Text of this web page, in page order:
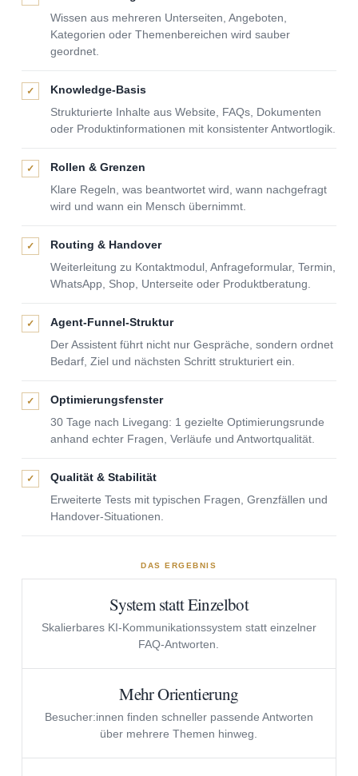
Wissen aus mehreren Unterseiten, Angeboten,
Kategorien oder Themenbereichen wird sauber
geordnet.
✓
Knowledge-Basis
Strukturierte Inhalte aus Website, FAQs, Dokumenten
oder Produktinformationen mit konsistenter Antwortlogik.
✓
Rollen & Grenzen
Klare Regeln, was beantwortet wird, wann nachgefragt
wird und wann ein Mensch übernimmt.
✓
Routing & Handover
Weiterleitung zu Kontaktmodul, Anfrageformular, Termin,
WhatsApp, Shop, Unterseite oder Produktberatung.
✓
Agent-Funnel-Struktur
Der Assistent führt nicht nur Gespräche, sondern ordnet
Bedarf, Ziel und nächsten Schritt strukturiert ein.
✓
Optimierungsfenster
30 Tage nach Livegang: 1 gezielte Optimierungsrunde
anhand echter Fragen, Verläufe und Antwortqualität.
✓
Qualität & Stabilität
Erweiterte Tests mit typischen Fragen, Grenzfällen und
Handover-Situationen.
DAS ERGEBNIS
System statt Einzelbot
Skalierbares KI-Kommunikationssystem statt einzelner
FAQ-Antworten.
Mehr Orientierung
Besucher:innen finden schneller passende Antworten
über mehrere Themen hinweg.